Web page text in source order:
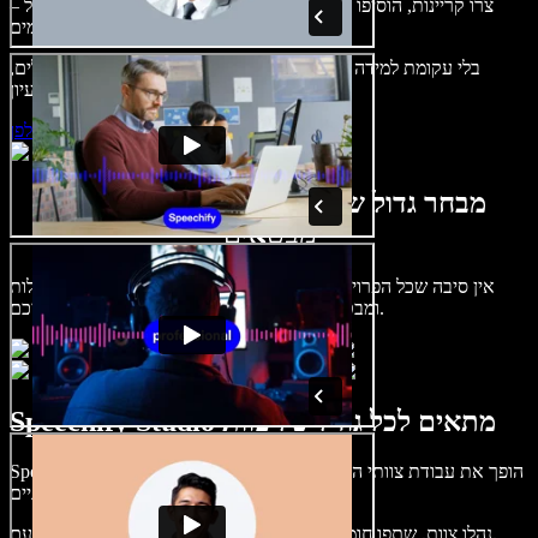
צרו קריינות, הוסיפו תמונות ללא זכויות, אודיו, סרטונים ושיבוט קול –
בלי עקומת למידה – הכול זמין בדפדפן. יוצרי תוכן כבר לא מוגבלים,
התחילו ליצור באולפן
מבחר גדול של קולות נשים וגברים במגוון
מבטאים
אין סיבה שכל הפרויקטים יישמעו אותו דבר. בחרו מתוך מאות קולות
ומבטאים של בינה מלאכותית והתאימו אותם אליכם.
Speechify Studio מתאים לכל גודל של צוות
Speechify Studio הופך את עבודת צוותי הקריאייטיב לפשוטה בכל גודל.
מעסק בודד ועד צוותים ארגוניים.